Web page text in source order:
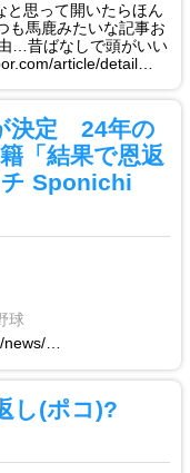
と思って開いたらほん
も馬鹿みたいな記事お
…昔ばなしで頭がいい
article/detail…
決定 24年の
「結果で恩返
Sponichi
球
…
し(ポコ)?